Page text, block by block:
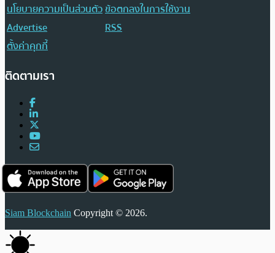
นโยบายความเป็นส่วนตัวข้อตกลงในการใช้งาน
Advertise
RSS
ตั้งค่าคุกกี้
ติดตามเรา
Siam Blockchain Copyright © 2026.